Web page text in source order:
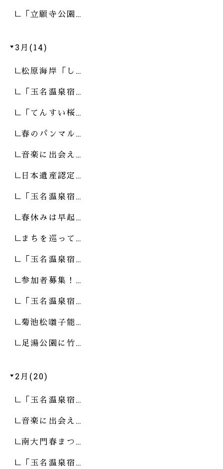
「立願寺公園…
3月(14)
松原海岸「し…
「玉名温泉宿…
「てんすい桜…
春のパンマル…
音楽に出会え…
日本遺産認定…
「玉名温泉宿…
春休みは早起…
まちを巡って…
「玉名温泉宿…
参加者募集！…
「玉名温泉宿…
菊池松囃子能…
足湯公園に竹…
2月(20)
「玉名温泉宿…
音楽に出会え…
南大門春まつ…
「玉名温泉宿…